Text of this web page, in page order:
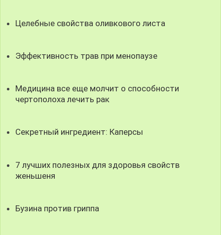
Целебные свойства оливкового листа
Эффективность трав при менопаузе
Медицина все еще молчит о способности
чертополоха лечить рак
Секретный ингредиент: Каперсы
7 лучших полезных для здоровья свойств
женьшеня
Бузина против гриппа